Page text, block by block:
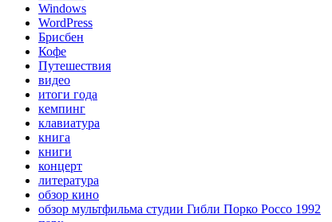
Windows
WordPress
Брисбен
Кофе
Путешествия
видео
итоги года
кемпинг
клавиатура
книга
книги
концерт
литература
обзор кино
обзор мультфильма студии Гибли Порко Россо 1992